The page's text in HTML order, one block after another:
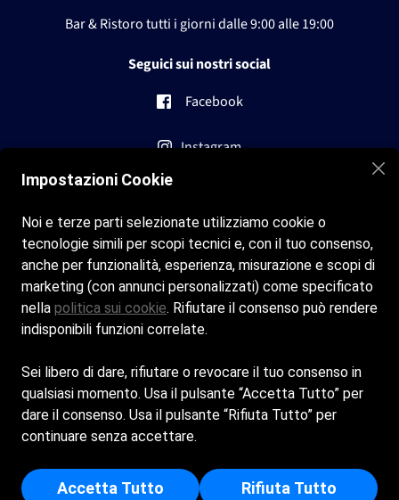
Bar & Ristoro tutti i giorni dalle9:00 alle 19:00
Seguici sui nostri social
Facebook
Instagram
Contatti
info@bagni-st-tropez.com
+0182 699022
+39 3398105480
Privacy policy
Bagni St.Tropez di Alfonso D'Aponte - Sede Legale: VIA
MARCELLO 83/8 - 84085 - MERCATO SAN SEVERINO (SA) -
Iscritta al registro delle imprese di Salerno - p.i/c.f:
Impostazioni Cookie
Noi e terze parti selezionate utilizziamo cookie o
tecnologie simili per scopi tecnici e, con il tuo consenso,
anche per funzionalità, esperienza, misurazione e scopi di
marketing (con annunci personalizzati) come specificato
nella politica sui cookie. Rifiutare il consenso può rendere
indisponibili funzioni correlate.
Sei libero di dare, rifiutare o revocare il tuo consenso in
qualsiasi momento. Usa il pulsante “Accetta Tutto” per
dare il consenso. Usa il pulsante “Rifiuta Tutto” per
continuare senza accettare.
Accetta Tutto Rifiuta Tutto